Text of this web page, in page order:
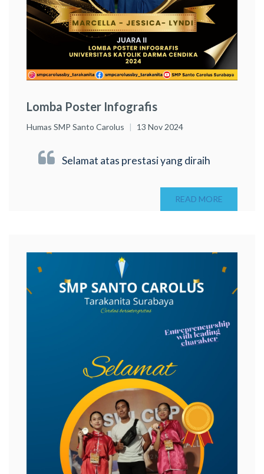
Lomba Poster Infografis
Humas SMP Santo Carolus 13 Nov 2024
Selamat atas prestasi yang diraih
READ MORE